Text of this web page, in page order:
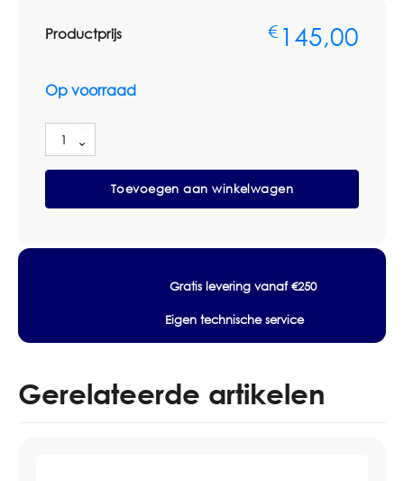
Productprijs € 145,00
Op voorraad
Fimap
Piccolo
Pro
-
Toevoegen aan winkelwagen
Gratis levering vanaf €250
Eigen technische service
Gerelateerde artikelen